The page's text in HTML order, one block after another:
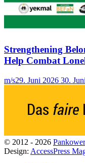
Strengthening
Help Combat
m/s29. Juni 2026 30.
© 2012 - 2026
Design: AccessPress